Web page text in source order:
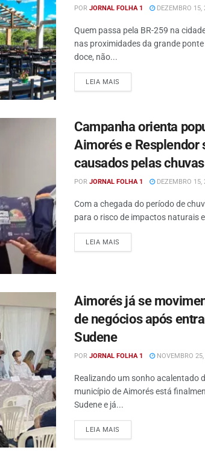
POR JORNAL FOLHA 1 DEZEMBRO 15,
Quem passa pela BR-259 na
nas proximidades da grande
doce, não...
LEIA MAIS
Campanha orienta
Aimorés e Resplendor
causados pelas chuvas
POR JORNAL FOLHA 1 DEZEMBRO 15,
Com a chegada do período de
para o risco de impactos naturais
LEIA MAIS
Aimorés já se
de negócios após
Sudene
POR JORNAL FOLHA 1 NOVEMBRO 25,
Realizando um sonho acalentado
município de Aimorés está
Sudene e já...
LEIA MAIS